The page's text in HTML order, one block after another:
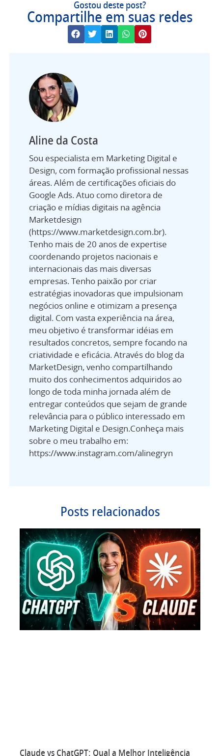
Gostou deste post?
Compartilhe em suas redes
Aline da Costa
Sou especialista em Marketing Digital e
Design, com formação profissional nessas
áreas. Além de certificações oficiais do
Google Ads. Atuo como diretora de
criação e mídias digitais na agência
Marketdesign
(https://www.marketdesign.com.br).
Tenho mais de 20 anos de expertise
coordenando projetos nacionais e
internacionais das mais diversas
empresas. Tenho paixão por criar
estratégias inovadoras que impulsionam
negócios online e otimizam a presença
digital. Com vasta experiência na área,
meu objetivo é transformar idéias em
resultados concretos, sempre focando na
criatividade e eficácia. Através do blog da
MarketDesign, venho compartilhando
muito dos conhecimentos adquiridos ao
longo de toda minha jornada além de
entregar conteúdos que sejam de grande
relevância para o público interessado em
Marketing Digital e Design.Conheça mais
sobre o meu trabalho em:
https://www.instagram.com/alinegryn
Posts relacionados
Claude vs ChatGPT: Qual a Melhor Inteligência